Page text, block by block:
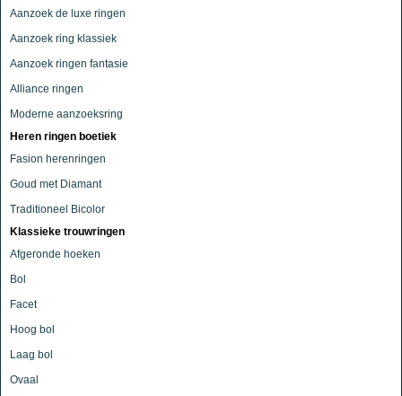
Aanzoek de luxe ringen
Aanzoek ring klassiek
Aanzoek ringen fantasie
Alliance ringen
Moderne aanzoeksring
Heren ringen boetiek
Fasion herenringen
Goud met Diamant
Traditioneel Bicolor
Klassieke trouwringen
Afgeronde hoeken
Bol
Facet
Hoog bol
Laag bol
Ovaal